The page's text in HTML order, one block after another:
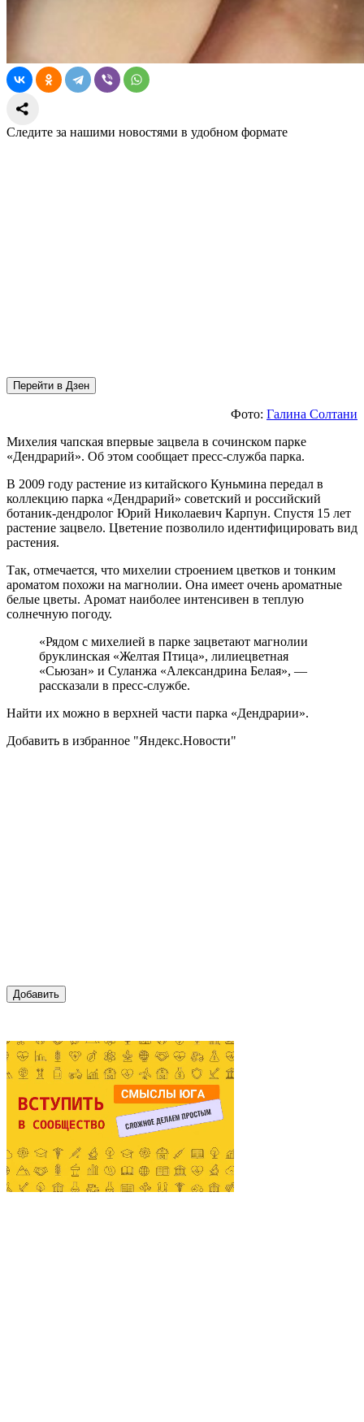
Следите за нашими новостями в удобном формате
Перейти в Дзен
Фото: Галина Солтани
Михелия чапская впервые зацвела в сочинском парке
«Дендрарий». Об этом сообщает пресс-служба парка.
В 2009 году растение из китайского Куньмина передал в
коллекцию парка «Дендрарий» советский и российский
ботаник-дендролог Юрий Николаевич Карпун. Спустя 15 лет
растение зацвело. Цветение позволило идентифицировать вид
растения.
Так, отмечается, что михелии строением цветков и тонким
ароматом похожи на магнолии. Она имеет очень ароматные
белые цветы. Аромат наиболее интенсивен в теплую
солнечную погоду.
«Рядом с михелией в парке зацветают магнолии
бруклинская «Желтая Птица», лилиецветная
«Сьюзан» и Суланжа «Александрина Белая», —
рассказали в пресс-службе.
Найти их можно в верхней части парка «Дендрарии».
Добавить в избранное "Яндекс.Новости"
Добавить